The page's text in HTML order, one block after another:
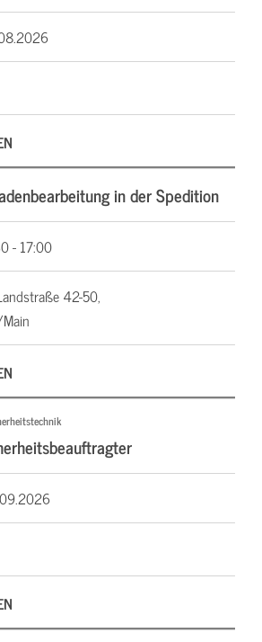
in der Spedition
- 17:00
42-50,